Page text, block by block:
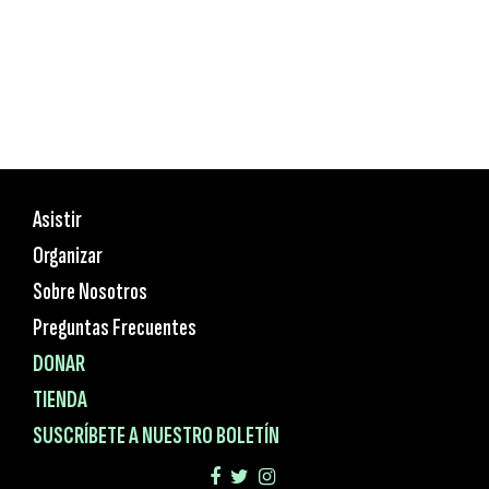
Asistir
Organizar
Sobre Nosotros
Preguntas Frecuentes
DONAR
TIENDA
SUSCRÍBETE A NUESTRO BOLETÍN